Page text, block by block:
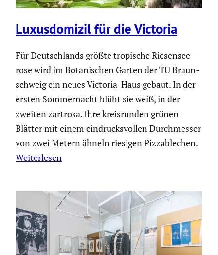
Luxus­do­mizil für die Victoria
Für Deutsch­lands größte tropische Riesen­see­
rose wird im Botani­schen Garten der TU Braun­
schweig ein neues Victoria-Haus gebaut. In der
ersten Sommer­nacht blüht sie weiß, in der
zweiten zartrosa. Ihre kreis­runden grünen
Blätter mit einem eindrucks­vollen Durch­messer
von zwei Metern ähneln riesigen Pizza­ble­chen.
Weiterlesen